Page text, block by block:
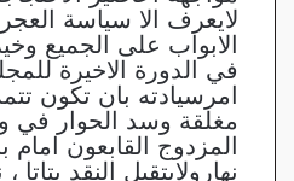
لايعرف الا سياسة
الابواب على الجميع
في الدورة الاخيرة
امرسيادته بان تكون
مغلقة وسد الحوار في
المزدوج القابعون امام
نهارولايتقبل النقد